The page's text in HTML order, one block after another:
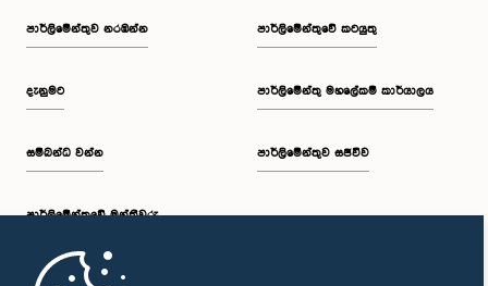
පාර්ලි‌මේන්තුව නරඹන්න
දැනුමට
සම්බන්ධ වන්න
පාර්ලි‌මේන්තුවේ මන්ත්‍රීවරු
මුල් පිටුව
පාර්ලිමේන්තුවේ කටයුතු
පාර්ලිමේන්තු මහලේකම් කාර්යාලය
පාර්ලිමේන්තුව සජීවීව